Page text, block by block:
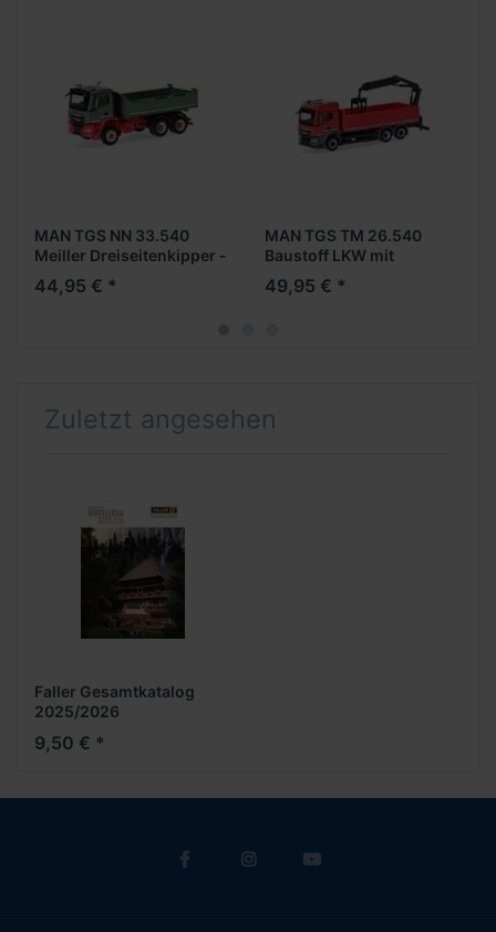
MAN TGS NN 33.540
Meiller Dreiseitenkipper -
- MAN Promotion-Modell
--
44,95 € *
MAN TGS TM 26.540
Baustoff LKW mit
Ladekran -- MAN
Promotion-Modell --
49,95 € *
Zuletzt angesehen
Faller Gesamtkatalog
2025/2026
9,50 € *